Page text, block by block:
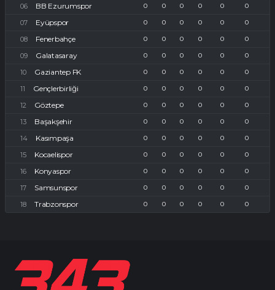
BB Ezurumspor 0 0 0 0 0 0
Eyüpspor 0 0 0 0 0 0
Fenerbahçe 0 0 0 0 0 0
Galatasaray 0 0 0 0 0 0
Gaziantep FK 0 0 0 0 0 0
Gençlerbirliği 0 0 0 0 0 0
Göztepe 0 0 0 0 0 0
Başakşehir 0 0 0 0 0 0
Kasımpaşa 0 0 0 0 0 0
Kocaelispor 0 0 0 0 0 0
Konyaspor 0 0 0 0 0 0
Samsunspor 0 0 0 0 0 0
Trabzonspor 0 0 0 0 0 0